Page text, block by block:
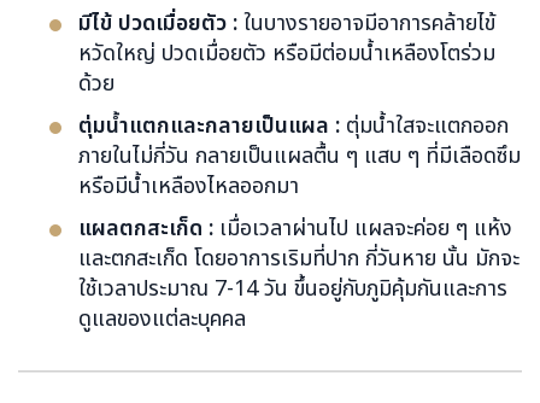
มีไข้ ปวดเมื่อยตัว :ในบางรายอาจมีอาการคล้ายไข้
หวัดใหญ่ ปวดเมื่อยตัว หรือมีต่อมน้ำเหลืองโตร่วม
ด้วย
ตุ่มน้ำแตกและกลายเป็นแผล : ตุ่มน้ำใสจะแตกออก
ภายในไม่กี่วัน กลายเป็นแผลตื้น ๆ แสบ ๆ ที่มีเลือดซึม
หรือมีน้ำเหลืองไหลออกมา
แผลตกสะเก็ด : เมื่อเวลาผ่านไป แผลจะค่อย ๆ แห้ง
และตกสะเก็ด โดยอาการเริมที่ปาก กี่วันหาย นั้น มักจะ
ใช้เวลาประมาณ 7-14 วัน ขึ้นอยู่กับภูมิคุ้มกันและการ
ดูแลของแต่ละบุคคล